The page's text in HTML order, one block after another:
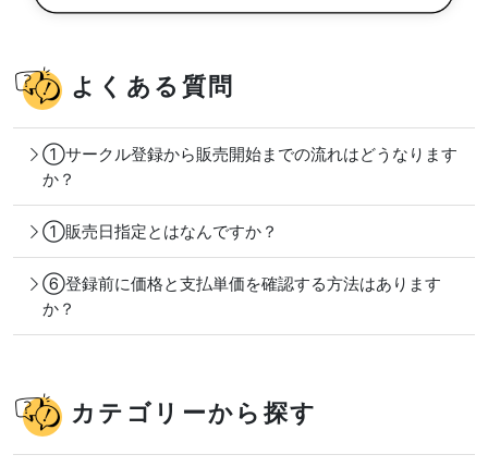
よくある質問
①サークル登録から販売開始までの流れはどうなります
か？
①販売日指定とはなんですか？
⑥登録前に価格と支払単価を確認する方法はあります
か？
カテゴリーから探す